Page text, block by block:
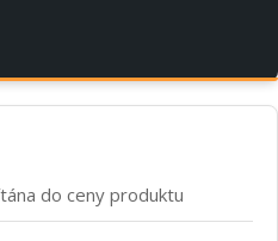
do ceny produktu